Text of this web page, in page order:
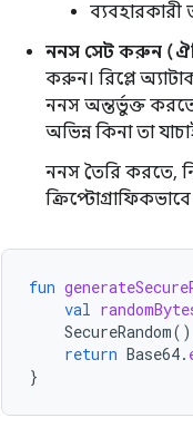
ব্যবহারকারী
ননস সেট করুন
করুন। রিপ্লে
ননস অন্তর্ভুক্ত
অভিন্ন কিনা তা
ননস তৈরি করতে,
fun
val
SecureRandom
return Base64.
}